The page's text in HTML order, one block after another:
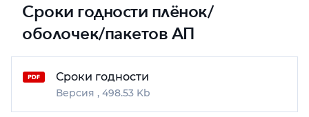
Сроки годности плёнок/
оболочек/пакетов АП
Сроки годности
498.53 Kb